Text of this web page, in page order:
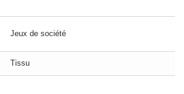
Jeux de société
Tissu